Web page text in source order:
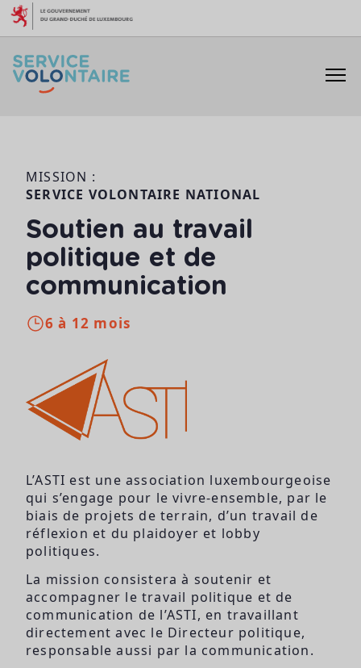
Aller au contenu
MISSION :
SERVICE VOLONTAIRE NATIONAL
Soutien au travail
politique et de
communication
6 à 12 mois
L’ASTI est une association luxembourgeoise
qui s’engage pour le vivre-ensemble, par le
biais de projets de terrain, d’un travail de
réflexion et du plaidoyer et lobby
politiques.
La mission consistera à soutenir et
accompagner le travail politique et de
communication de l’ASTI, en travaillant
directement avec le Directeur politique,
responsable aussi par la communication.